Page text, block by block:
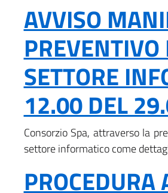
AVVISO
SETTORE
12.00 DEL
Consorzio Spa, attraverso la
settore informatico come
PROCEDURA